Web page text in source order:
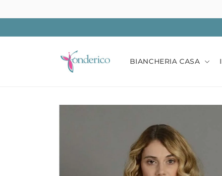
ai contenuti
BIANCHERIA CASA
Passa alle